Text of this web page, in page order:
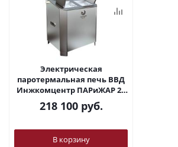
Электрическая
паротермальная печь ВВД
Инжкомцентр ПАРиЖАР 24
кВт (20-31 м3) 380В
218 100руб.
В корзину